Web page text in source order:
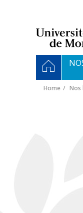
Navigation
principale
HOME
Home Nos